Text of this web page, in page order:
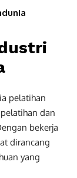
pelatihan
dan
bekerja
dirancang
yang